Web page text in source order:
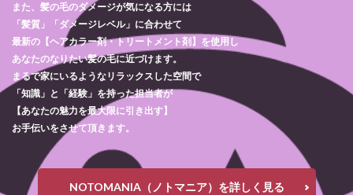
また、髪の毛のダメージが気になる方には
「髪質」「ダメージレベル」に合わせて
最新の【ヘアカラー剤・トリートメント剤】を使用し
あなたのなりたい髪の毛に近づけます。
まるで家にいるようなリラックスした空間で
「知識」と「経験」を持った担当者が
【あなたの魅力を最大限に引き出す】
お手伝いをさせて頂きます。
NOTOMANIA（ノトマニア）を詳しく見る